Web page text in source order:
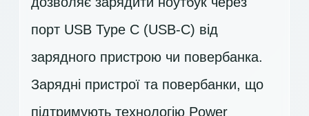
порт USB Type C (USB-C) від
зарядного пристрою чи повербанка.
Зарядні пристрої та повербанки, що
підтримують технологію Power